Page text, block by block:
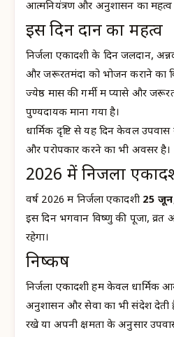
आत्मनियंत्रण और अनुशासन का महत्व
इस दिन दान का महत्व
निर्जला एकादशी के दिन जलदान,
और जरूरतमंदों को भोजन कराने का
ज्येष्ठ मास की गर्मी में प्यासे और
पुण्यदायक माना गया है।
धार्मिक दृष्टि से यह दिन केवल
और परोपकार करने का भी अवसर है।
2026 में निर्जला
वर्ष 2026 में निर्जला एकादशी 25
इस दिन भगवान विष्णु की पूजा, व्रत
रहेगा।
निष्कर्ष
निर्जला एकादशी हमें केवल धार्मिक
अनुशासन और सेवा का भी संदेश देती
रखे या अपनी क्षमता के अनुसार